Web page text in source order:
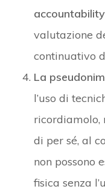
accountability
valutazione
continuativo
La
l’uso di
ricordiamolo,
di per sé, al
non possono
fisica senza